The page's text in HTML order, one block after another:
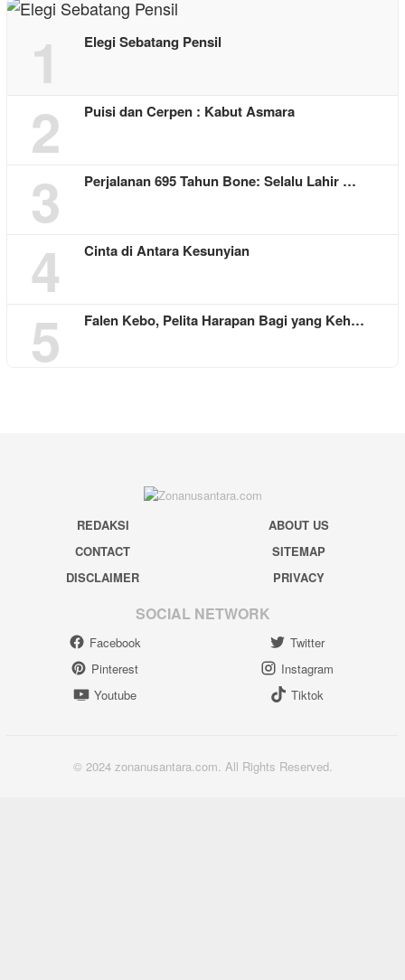
1 Elegi Sebatang Pensil
2 Puisi dan Cerpen : Kabut Asmara
3 Perjalanan 695 Tahun Bone: Selalu Lahir …
4 Cinta di Antara Kesunyian
5 Falen Kebo, Pelita Harapan Bagi yang Keh…
REDAKSI
ABOUT US
CONTACT
SITEMAP
DISCLAIMER
PRIVACY
SOCIAL NETWORK
Facebook
Twitter
Pinterest
Instagram
Youtube
Tiktok
© 2024 zonanusantara.com. All Rights Reserved.